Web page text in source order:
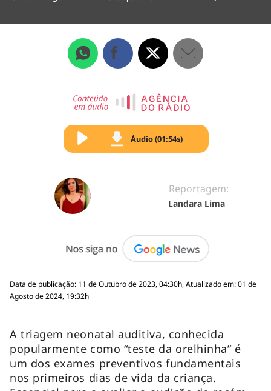
Áudio (01:54s)
Reportagem:
Landara Lima
Data de publicação: 11 de Outubro de 2023, 04:30h, Atualizado em: 01 de
Agosto de 2024, 19:32h
A triagem neonatal auditiva, conhecida
popularmente como “teste da orelhinha” é
um dos exames preventivos fundamentais
nos primeiros dias de vida da criança.